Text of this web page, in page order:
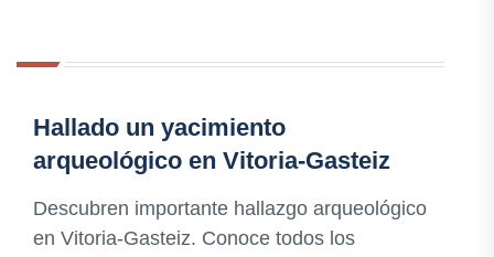
Hallado un yacimiento
arqueológico en Vitoria-Gasteiz
Descubren importante hallazgo arqueológico
en Vitoria-Gasteiz. Conoce todos los